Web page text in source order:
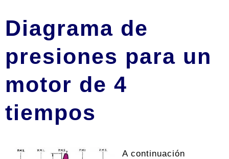
Diagrama de
presiones para un
motor de 4
tiempos
A continuación